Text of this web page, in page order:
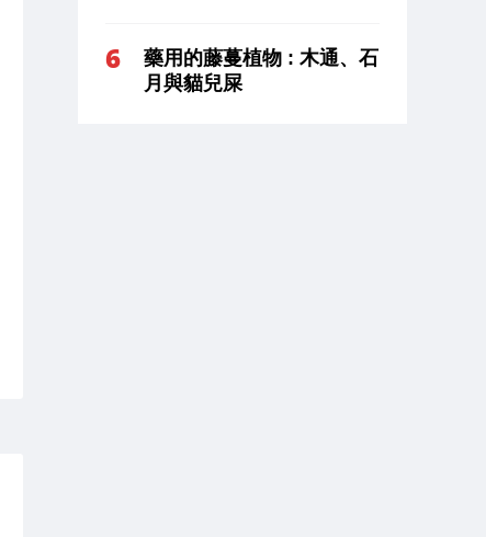
藥用的藤蔓植物 : 木通、石
月與貓兒屎